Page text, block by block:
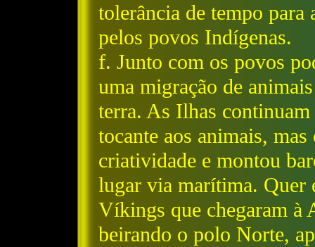
tolerância de tempo para
pelos povos Indígenas.
f. Junto com os povos
uma migração de
terra. As Ilhas
tocante aos animais,
criatividade e montou
lugar via marítima. Quer
Víkings que chegaram à
beirando o polo Norte,